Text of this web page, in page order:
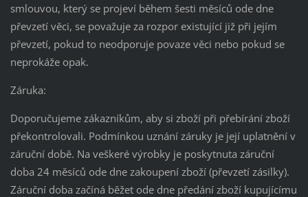
smlouvou, který se projeví během šesti měsíců ode dne
převzetí věci, se považuje za rozpor existující již při jejím
převzetí, pokud to neodporuje povaze věci nebo pokud se
neprokáže opak.
Záruka:
Doporučujeme zákazníkům, aby si zboží při přebírání zboží
překontrolovali. Podmínkou uznání záruky je její uplatnění v
záruční době. Na veškeré výrobky je poskytnuta záruční
doba 24 měsíců ode dne zakoupení zboží (převzetí zásilky).
Záruční doba začíná běžet ode dne předání zboží kupujícímu